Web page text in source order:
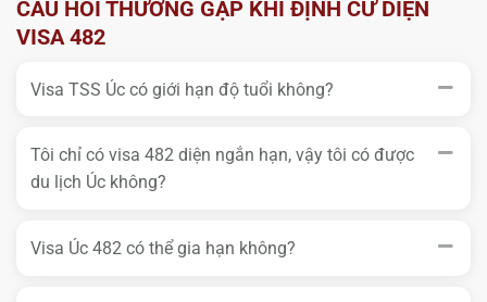
CÂU HỎI THƯỜNG GẶP KHI ĐỊNH CƯ DIỆN
VISA 482
Visa TSS Úc có giới hạn độ tuổi không?
Tôi chỉ có visa 482 diện ngắn hạn, vậy tôi có được
du lịch Úc không?
Visa Úc 482 có thể gia hạn không?